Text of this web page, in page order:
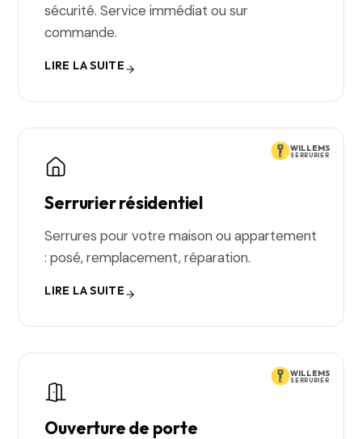
sécurité. Service immédiat ou sur
commande.
LIRE LA SUITE
WILLEMS
SERRURIER
Serrurier résidentiel
Serrures pour votre maison ou appartement
: posé, remplacement, réparation.
LIRE LA SUITE
WILLEMS
SERRURIER
Ouverture de porte